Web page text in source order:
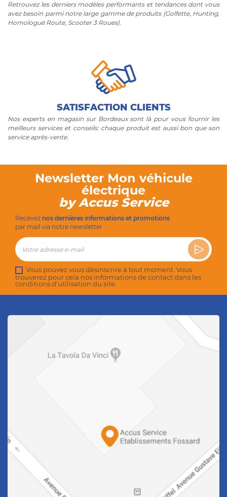
Retrouvez les derniers modèles performants et tendances dont vous
avez besoin parmi notre large gamme de produits (Golfette, Hunting,
Homologué Route, Scooter 3 Roues).
SATISFACTION CLIENTS
Nos experts en magasin sur Bordeaux sont là pour vous fournir les
meilleurs services et conseils: chaque produit est aussi bon que son
service après-vente.
Newsletter Mon véhicule
électrique
by Accus Service
Recevez nos dernières informations et promotions
par mail via notre newsletter
Vous pouvez vous désinscrire à tout moment. Vous
trouverez pour cela nos informations de contact dans les
conditions d'utilisation du site.